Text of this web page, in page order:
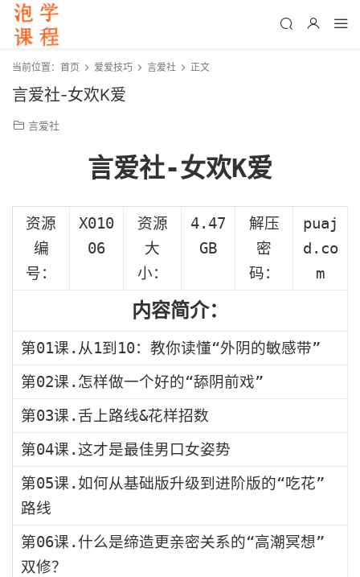
当前位置： 首页 爱爱技巧 言爱社 正文
言爱社-女欢K爱
言爱社
言爱社-女欢K爱
资源
编
号：
X010
06
资源
大
小：
4.47
GB
解压
密
码：
puaj
d.co
m
内容简介：
第01课.从1到10：教你读懂“外阴的敏感带”
第02课.怎样做一个好的“舔阴前戏”
第03课.舌上路线&花样招数
第04课.这才是最佳男口女姿势
第05课.如何从基础版升级到进阶版的“吃花”
路线
第06课.什么是缔造更亲密关系的“高潮冥想”
双修？